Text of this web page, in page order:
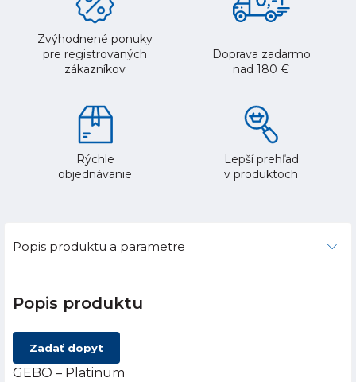
Zvýhodnené ponuky
pre registrovaných
zákazníkov
Doprava zadarmo
nad 180 €
Rýchle
objednávanie
Lepší prehľad
v produktoch
Popis produktu a parametre
Popis produktu
Zadať dopyt
GEBO – Platinum